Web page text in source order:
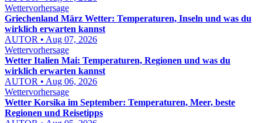
Wettervorhersage
Griechenland März Wetter: Temperaturen, Inseln und was du
wirklich erwarten kannst
AUTOR • Aug 07, 2026
Wettervorhersage
Wetter Italien Mai: Temperaturen, Regionen und was du
wirklich erwarten kannst
AUTOR • Aug 06, 2026
Wettervorhersage
Wetter Korsika im September: Temperaturen, Meer, beste
Regionen und Reisetipps